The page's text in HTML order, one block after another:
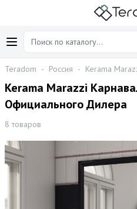
Teradom - Россия - Kerama
Kerama Marazzi
Официального Дилера
8 товаров